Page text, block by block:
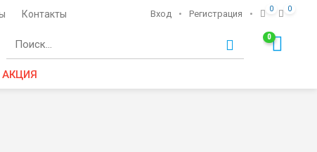
Контакты Вход • Регистрация • 0 0
0
АКЦИЯ